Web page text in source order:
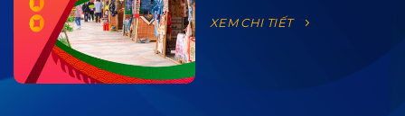
XEM CHI TIẾT